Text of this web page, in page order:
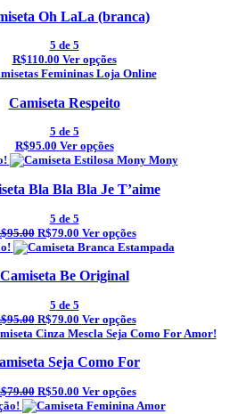
Oh LaLa (branca)
5 de 5
R$110.00 Ver opções
Camiseta Respeito
5 de 5
R$95.00 Ver opções
Bla Bla Bla Je T’aime
5 de 5
R$79.00 Ver opções
Camiseta Be Original
5 de 5
R$79.00 Ver opções
Seja Como For
R$50.00 Ver opções